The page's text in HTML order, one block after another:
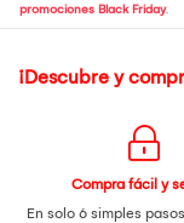
promociones Black Friday.
¡Descubre y
Compra fácil y
En solo 6 simples